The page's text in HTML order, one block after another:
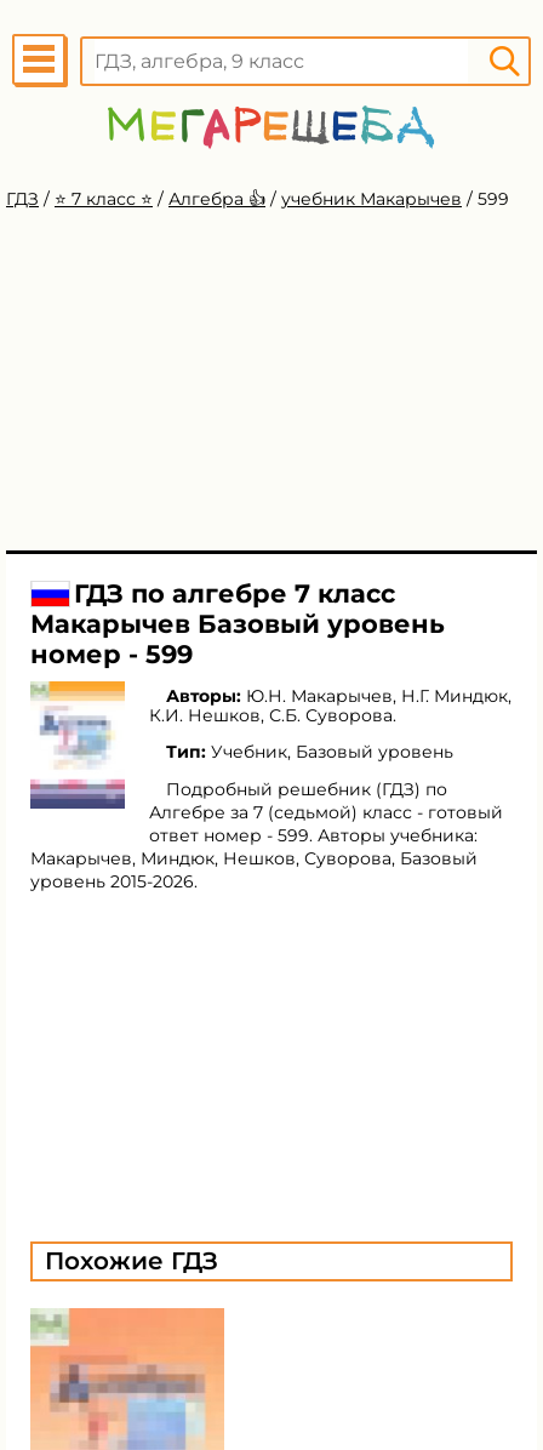
ГДЗ / ⭐️ 7 класс ⭐️ / Алгебра 👍 / учебник Макарычев / 599
ГДЗ по алгебре 7 класс
Макарычев Базовый уровень
номер - 599
Авторы: Ю.Н. Макарычев, Н.Г. Миндюк,
К.И. Нешков, С.Б. Суворова.
Тип: Учебник, Базовый уровень
Подробный решебник (ГДЗ) по
Алгебре за 7 (седьмой) класс - готовый
ответ номер - 599. Авторы учебника:
Макарычев, Миндюк, Нешков, Суворова, Базовый
уровень 2015-2026.
Похожие ГДЗ